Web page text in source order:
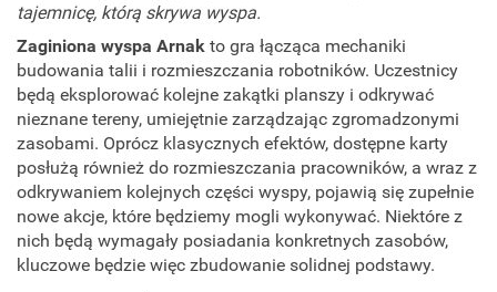
tajemnicę, którą skrywa wyspa.
Zaginiona wyspa Arnak to gra łącząca mechaniki
budowania talii i rozmieszczania robotników. Uczestnicy
będą eksplorować kolejne zakątki planszy i odkrywać
nieznane tereny, umiejętnie zarządzając zgromadzonymi
zasobami. Oprócz klasycznych efektów, dostępne karty
posłużą również do rozmieszczania pracowników, a wraz z
odkrywaniem kolejnych części wyspy, pojawią się zupełnie
nowe akcje, które będziemy mogli wykonywać. Niektóre z
nich będą wymagały posiadania konkretnych zasobów,
kluczowe będzie więc zbudowanie solidnej podstawy.